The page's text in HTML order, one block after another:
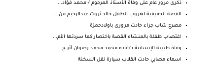
ذكرى مرور عام على وفاة الأستاذ المرحوم / محمد فؤاد...
القصة الحقيقية لهروب الطفل خالد ثروت عبدالرحيم من ...
مصرع شاب جراء حادث مرورى باولادحمزة
اغتصاب طفلة بالمنشاه القصة باختصار كما سردتها الأم...
وفاة طبيبة الإنسانية د/غاده محمد محمد رضوان أثر ح...
اسماء مصابي حادث انقلاب سيارة نقل السخنة